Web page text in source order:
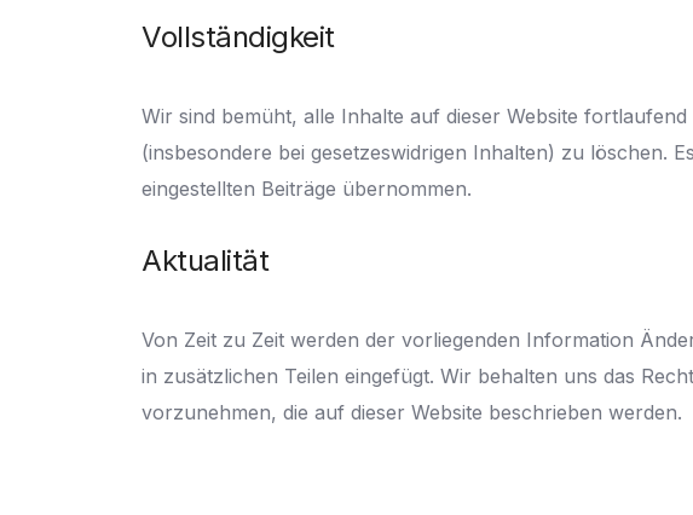
Vollständigkeit
Wir sind bemüht, alle Inhalte auf dieser Website
(insbesondere bei gesetzeswidrigen Inhalten) zu löschen.
eingestellten Beiträge übernommen.
Aktualität
Von Zeit zu Zeit werden der vorliegenden Information
in zusätzlichen Teilen eingefügt. Wir behalten uns das
vorzunehmen, die auf dieser Website beschrieben werden.